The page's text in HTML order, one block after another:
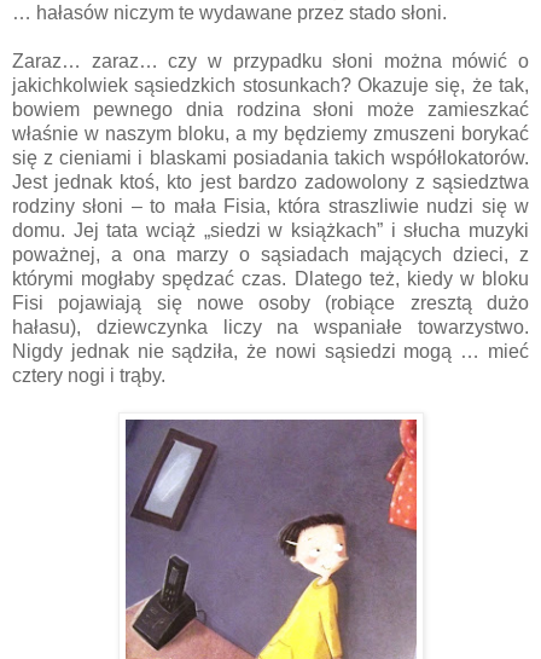
… hałasów niczym te wydawane przez stado słoni.
Zaraz… zaraz… czy w przypadku słoni można mówić o
jakichkolwiek sąsiedzkich stosunkach? Okazuje się, że tak,
bowiem pewnego dnia rodzina słoni może zamieszkać
właśnie w naszym bloku, a my będziemy zmuszeni borykać
się z cieniami i blaskami posiadania takich współlokatorów.
Jest jednak ktoś, kto jest bardzo zadowolony z sąsiedztwa
rodziny słoni – to mała Fisia, która straszliwie nudzi się w
domu. Jej tata wciąż „siedzi w książkach” i słucha muzyki
poważnej, a ona marzy o sąsiadach mających dzieci, z
którymi mogłaby spędzać czas. Dlatego też, kiedy w bloku
Fisi pojawiają się nowe osoby (robiące zresztą dużo
hałasu), dziewczynka liczy na wspaniałe towarzystwo.
Nigdy jednak nie sądziła, że nowi sąsiedzi mogą … mieć
cztery nogi i trąby.